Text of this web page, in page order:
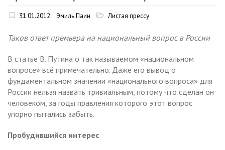
31.01.2012 Эмиль Паин Листая прессу
Таков ответ премьера на национальный вопрос в России
В статье В. Путина о так называемом «национальном
вопросе» всё примечательно. Даже его вывод о
фундаментальном значении «национального вопроса» для
России нельзя назвать тривиальным, потому что сделан он
человеком, за годы правления которого этот вопрос
упорно пытались забыть.
Пробудившийся интерес